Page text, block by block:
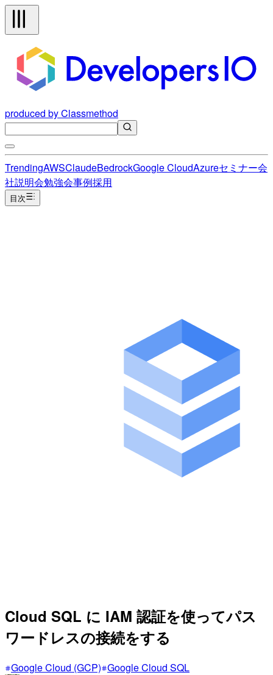
produced by Classmethod
TrendingAWSClaudeBedrockGoogle CloudAzureセミナー会
社説明会勉強会事例採用
目次
Cloud SQL に IAM 認証を使ってパス
ワードレスの接続をする
Google Cloud (GCP) Google Cloud SQL